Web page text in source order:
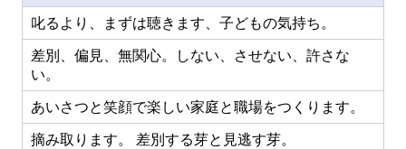
叱るより、まずは聴きます、子どもの気持ち。
差別、偏見、無関心。しない、させない、許さな
い。
あいさつと笑顔で楽しい家庭と職場をつくります。
摘み取ります。 差別する芽と見逃す芽。